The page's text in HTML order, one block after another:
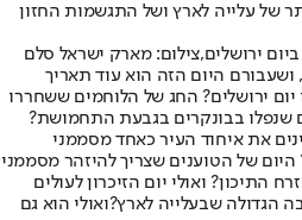
של עלייה לארץ ושל התגשמות החזון
ירושלים,צילום: מארק ישראל סלם
היום הזה הוא עוד תאריך
ירושלים? החג של הלוחמים ששחררו
שנפלו בבונקרים בגבעת התחמושת?
את איחוד העיר כאחד מסממני
של הטוענים שצריך להיזהר מסממני
התיכון? ואולי יום הזיכרון לעולים
הגדולה שבעלייה לארץ?ואולי הוא גם